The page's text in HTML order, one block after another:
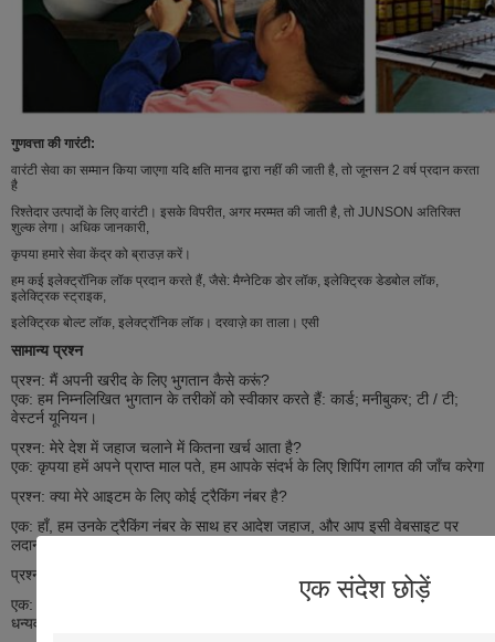
एक संदेश छोड़ें
गुणवत्ता की गारंटी:
वारंटी सेवा का सम्मान किया जाएगा यदि क्षति मानव द्वारा नहीं की जाती है, तो जूनसन 2 वर्ष प्रदान करता
है
रिश्तेदार उत्पादों के लिए वारंटी। इसके विपरीत, अगर मरम्मत की जाती है, तो JUNSON अतिरिक्त
शुल्क लेगा। अधिक जानकारी,
कृपया हमारे सेवा केंद्र को ब्राउज़ करें।
हम कई इलेक्ट्रॉनिक लॉक प्रदान करते हैं, जैसे: मैग्नेटिक डोर लॉक, इलेक्ट्रिक डेडबोल लॉक,
इलेक्ट्रिक स्ट्राइक,
इलेक्ट्रिक बोल्ट लॉक, इलेक्ट्रॉनिक लॉक। दरवाज़े का ताला। एसी
सामान्य प्रश्न
प्रश्न: मैं अपनी खरीद के लिए भुगतान कैसे करूं?
एक: हम निम्नलिखित भुगतान के तरीकों को स्वीकार करते हैं: कार्ड; मनीबुकर; टी / टी;
वेस्टर्न यूनियन।
प्रश्न: मेरे देश में जहाज चलाने में कितना खर्च आता है?
एक: कृपया हमें अपने प्राप्त माल पते, हम आपके संदर्भ के लिए शिपिंग लागत की जाँच करेगा
प्रश्न: क्या मेरे आइटम के लिए कोई ट्रैकिंग नंबर है?
एक: हाँ, हम उनके ट्रैकिंग नंबर के साथ हर आदेश जहाज, और आप इसी वेबसाइट पर
लदान रोक देख सकते हैं।
प्रश्न: क्या यह उत्पाद खुदरा पैकेज के साथ आता है?
एक: हम प्रत्येक उत्पाद के विवरण पर पैकिंग विस्तार की घोषणा की है, कृपया इसे जांचें,
धन्यवाद!